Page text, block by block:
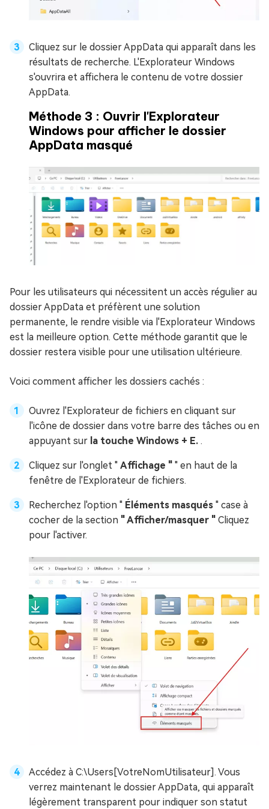
Cliquez sur le dossier AppData qui apparaît dans les
résultats de recherche. L'Explorateur Windows
s'ouvrira et affichera le contenu de votre dossier
AppData.
Méthode 3 : Ouvrir l'Explorateur
Windows pour afficher le dossier
AppData masqué
Pour les utilisateurs qui nécessitent un accès régulier au
dossier AppData et préfèrent une solution
permanente, le rendre visible via l'Explorateur Windows
est la meilleure option. Cette méthode garantit que le
dossier restera visible pour une utilisation ultérieure.
Voici comment afficher les dossiers cachés :
Ouvrez l'Explorateur de fichiers en cliquant sur
l'icône de dossier dans votre barre des tâches ou en
appuyant sur la touche Windows + E. .
Cliquez sur l'onglet " Affichage " " en haut de la
fenêtre de l'Explorateur de fichiers.
Recherchez l'option " Éléments masqués " case à
cocher de la section " Afficher/masquer " Cliquez
pour l'activer.
Accédez à C:\Users[VotreNomUtilisateur]. Vous
verrez maintenant le dossier AppData, qui apparaît
légèrement transparent pour indiquer son statut